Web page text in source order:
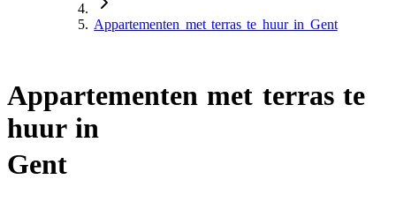
Appartementen met terras te huur in Gent
Appartementen met terras te
huur in
Gent